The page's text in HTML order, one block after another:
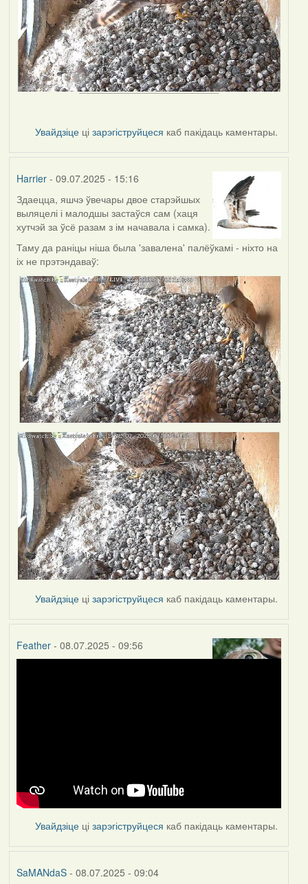
Увайдзіце цізарэгіструйцеся каб пакідаць каментары.
Harrier- 09.07.2025 - 15:16
Здаецца, яшчэ ўвечары двое старэйшых
выляцелі і малодшы застаўся сам (хаця
хутчэй за ўсё разам з ім начавала і самка).
Таму да раніцы ніша была 'завалена' палёўкамі - ніхто на
іх не прэтэндаваў:
Увайдзіце цізарэгіструйцеся каб пакідаць каментары.
Feather- 08.07.2025 - 09:56
Увайдзіце цізарэгіструйцеся каб пакідаць каментары.
SaMANdaS- 08.07.2025 - 09:04